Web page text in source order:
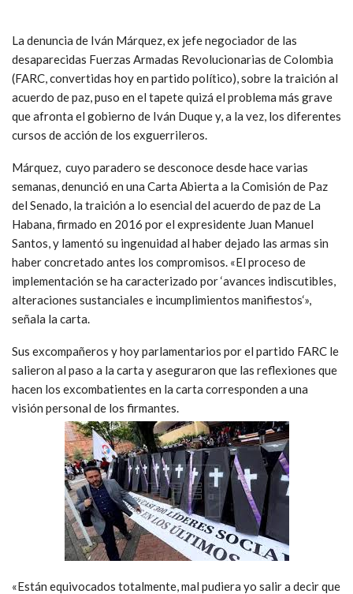
La denuncia de Iván Márquez, ex jefe negociador de las
desaparecidas Fuerzas Armadas Revolucionarias de Colombia
(FARC, convertidas hoy en partido político), sobre la traición al
acuerdo de paz, puso en el tapete quizá el problema más grave
que afronta el gobierno de Iván Duque y, a la vez, los diferentes
cursos de acción de los exguerrileros.
Márquez, cuyo paradero se desconoce desde hace varias
semanas, denunció en una Carta Abierta a la Comisión de Paz
del Senado, la traición a lo esencial del acuerdo de paz de La
Habana, firmado en 2016 por el expresidente Juan Manuel
Santos, y lamentó su ingenuidad al haber dejado las armas sin
haber concretado antes los compromisos. «El proceso de
implementación se ha caracterizado por ‘avances indiscutibles,
alteraciones sustanciales e incumplimientos manifiestos‘»,
señala la carta.
Sus excompañeros y hoy parlamentarios por el partido FARC le
salieron al paso a la carta y aseguraron que las reflexiones que
hacen los excombatientes en la carta corresponden a una
visión personal de los firmantes.
«Están equivocados totalmente, mal pudiera yo salir a decir que